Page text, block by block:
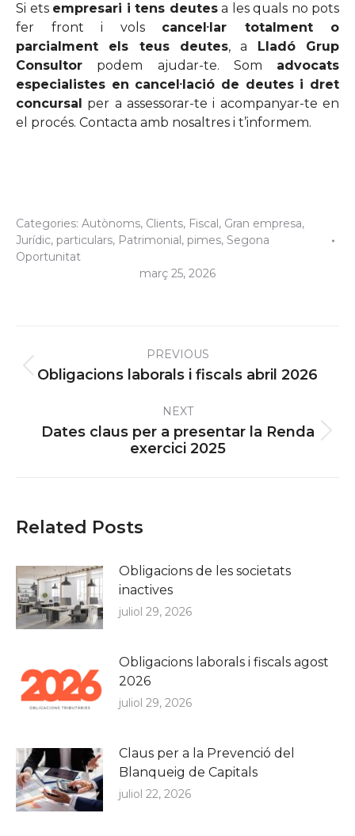
Si ets empresari i tens deutesa les quals no pots
fer front i vols cancel·lar totalment o
parcialment els teus deutes, a Lladó Grup
Consultor podem ajudar-te. Som advocats
especialistes en cancel·lació de deutes i dret
concursal per a assessorar-te i acompanyar-te en
el procés. Contacta amb nosaltres i t’informem.
Categories: Autònoms, Clients, Fiscal, Gran empresa,
Jurídic, particulars, Patrimonial, pimes, Segona
Oportunitat
març 25, 2026
navigationPREVIOUS
Previous
Obligacions laborals i fiscals abril 2026
NEXT
Next
post:
Dates claus per a presentar la Renda
exercici 2025
Related Posts
Obligacions de les societats
inactives
juliol 29, 2026
Obligacions laborals i fiscals agost
2026
juliol 29, 2026
Claus per a la Prevenció del
Blanqueig de Capitals
juliol 22, 2026